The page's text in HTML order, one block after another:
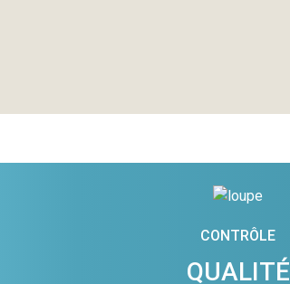
CONTRÔLE
QUALITÉ